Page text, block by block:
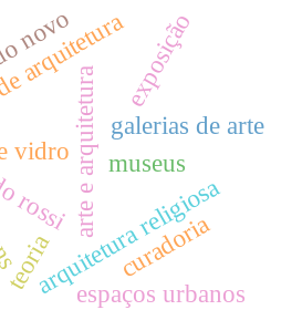
arquitetura religiosa
arte e arquitetura museus
galerias de arte
arquitetura
vidro
exposição
novo
rossi
espaços urbanos
curadoria
teoria